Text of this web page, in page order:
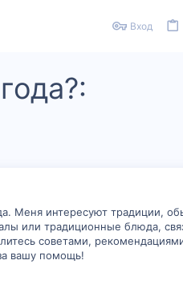
Вход
Меня интересуют традиции,
или традиционные блюда,
советами,
вашу помощь!